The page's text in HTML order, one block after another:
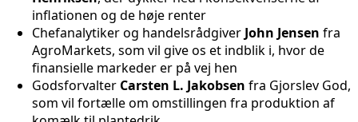
inflationen og de høje renter
Chefanalytiker og handelsrådgiver John Jensen fra
AgroMarkets, som vil give os et indblik i, hvor de
finansielle markeder er på vej hen
Godsforvalter Carsten L. Jakobsen fra Gjorslev God,
som vil fortælle om omstillingen fra produktion af